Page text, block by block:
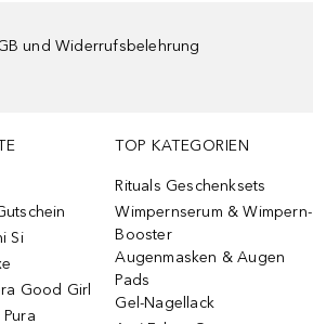
und Widerrufsbelehrung
Si
Good Girl
Pura
TOP KATEGORIEN
Rituals Geschenksets
Wimpernserum & Wimpern-
Booster
Augenmasken & Augen
Pads
Gel-Nagellack